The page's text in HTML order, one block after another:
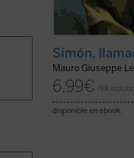
Simón,
Mauro Giuseppe
6,99€ IVA incluido
disponible en ebook: